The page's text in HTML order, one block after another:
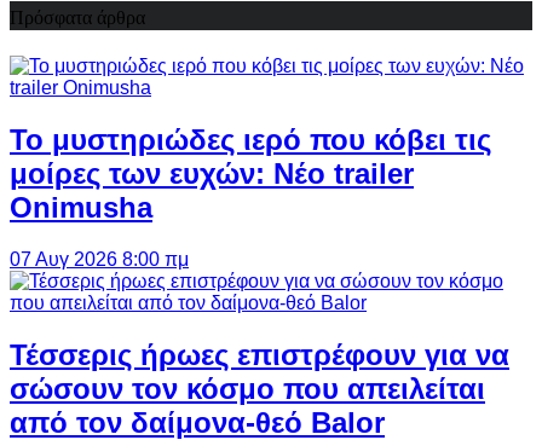
Πρόσφατα άρθρα
Το μυστηριώδες ιερό που κόβει τις
μοίρες των ευχών: Νέο trailer
Onimusha
07 Αυγ 2026 8:00 πμ
Τέσσερις ήρωες επιστρέφουν για να
σώσουν τον κόσμο που απειλείται
από τον δαίμονα-θεό Balor